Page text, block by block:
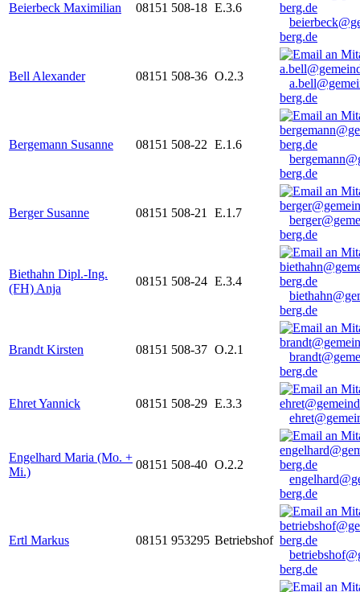
Beierbeck Maximilian 08151 508-18 E.3.6
berg.de
Bell Alexander 08151 508-36 O.2.3
berg.de
Bergemann Susanne 08151 508-22 E.1.6
berg.de
Berger Susanne 08151 508-21 E.1.7
berg.de
Biethahn Dipl.-Ing.
(FH) Anja
08151 508-24 E.3.4
berg.de
Brandt Kirsten 08151 508-37 O.2.1
berg.de
Ehret Yannick 08151 508-29 E.3.3
Engelhard Maria (Mo. +
Mi.)
08151 508-40 O.2.2
berg.de
Ertl Markus 08151 953295 Betriebshof
berg.de